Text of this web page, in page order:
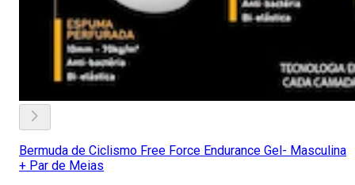
Bermuda de Ciclismo Free Force Endurance Gel- Masculina
+ Par de Meias